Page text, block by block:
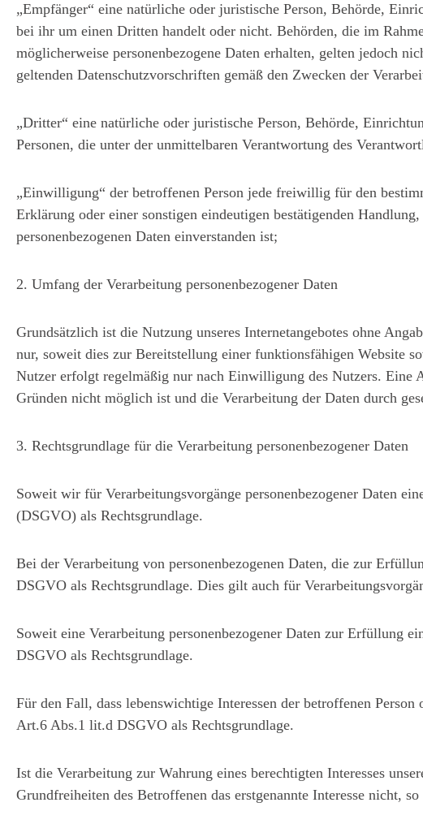
„Empfänger“ eine natürliche oder juristische Person, Behörde,
bei ihr um einen Dritten handelt oder nicht. Behörden, die im
möglicherweise personenbezogene Daten erhalten, gelten jedoch
geltenden Datenschutzvorschriften gemäß den Zwecken der
„Dritter“ eine natürliche oder juristische Person, Behörde,
Personen, die unter der unmittelbaren Verantwortung des
„Einwilligung“ der betroffenen Person jede freiwillig für den
Erklärung oder einer sonstigen eindeutigen bestätigenden
personenbezogenen Daten einverstanden ist;
2. Umfang der Verarbeitung personenbezogener Daten
Grundsätzlich ist die Nutzung unseres Internetangebotes ohne
nur, soweit dies zur Bereitstellung einer funktionsfähigen Website
Nutzer erfolgt regelmäßig nur nach Einwilligung des Nutzers. Eine
Gründen nicht möglich ist und die Verarbeitung der Daten durch
3. Rechtsgrundlage für die Verarbeitung personenbezogener Daten
Soweit wir für Verarbeitungsvorgänge personenbezogener Daten
(DSGVO) als Rechtsgrundlage.
Bei der Verarbeitung von personenbezogenen Daten, die zur
DSGVO als Rechtsgrundlage. Dies gilt auch für
Soweit eine Verarbeitung personenbezogener Daten zur Erfüllung
DSGVO als Rechtsgrundlage.
Für den Fall, dass lebenswichtige Interessen der betroffenen
Art.6 Abs.1 lit.d DSGVO als Rechtsgrundlage.
Ist die Verarbeitung zur Wahrung eines berechtigten Interesses
Grundfreiheiten des Betroffenen das erstgenannte Interesse nicht,